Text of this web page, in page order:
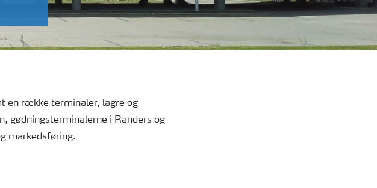
en række terminaler, lagre og
gødningsterminalerne i Randers og
markedsføring.